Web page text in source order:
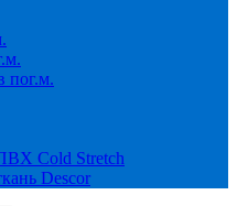
пог.м.
Cold Stretch
Descor